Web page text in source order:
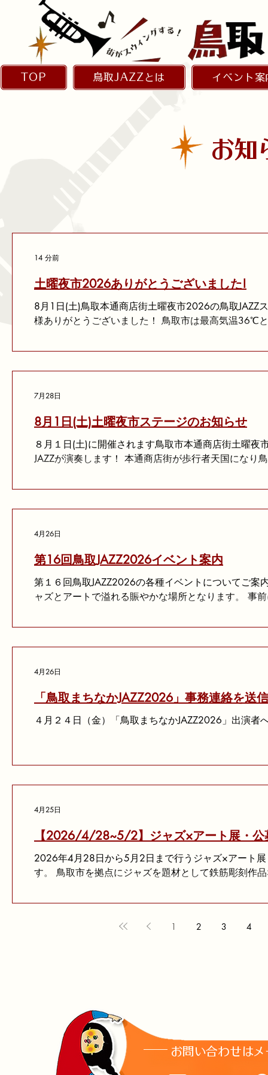
TOP 鳥取JAZZとは イベント案
土曜夜市2026ありがとうございました!
8月1日(土)鳥取本通商店街土曜夜市2026の鳥取JAZZ
様ありがとうございました！ 鳥取市は最高気温36℃と過酷な路上ステージでしたが、夏
真をこちらでシェアします、ぜひご覧ください!!
14 分前
8月1日(土)土曜夜市ステージのお知らせ
８月１日(土)に開催されます鳥取市本通商店街土曜夜
JAZZが演奏します！ 本通商店街が歩行者天国になり
菊池ひみこのCDを販売します。 ステージは無料のイ
7月28日
第16回鳥取JAZZ2026イベント案内
第１６回鳥取JAZZ2026の各種イベントについてご案
ャズとアートで溢れる賑やかな場所となります。 事
4月26日
「鳥取まちなかJAZZ2026」事務連絡を送
４月２４日（金）「鳥取まちなかJAZZ2026」出演者
4月26日
【2026/4/28~5/2】ジャズ×アート展・公
2026年4月28日から5月2日まで行うジャズ×アート
す。 鳥取市を拠点にジャズを題材として鉄筋彫刻作
ー・Claraさんの作品などを展示しています。 また、
は、本ホームページの「アート展」タブにて、１年
4月25日
1 2 3 4
お知
お問い合わせは